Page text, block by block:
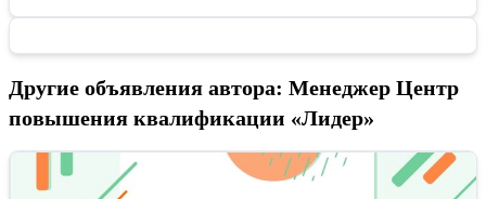
Другие объявления автора: Менеджер Центр
повышения квалификации «Лидер»